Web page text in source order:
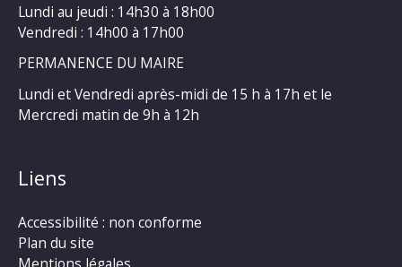
Lundi au jeudi : 14h30 à 18h00
Vendredi : 14h00 à 17h00
PERMANENCE DU MAIRE
Lundi et Vendredi après-midi de 15 h à 17h et le
Mercredi matin de 9h à 12h
Liens
Accessibilité : non conforme
Plan du site